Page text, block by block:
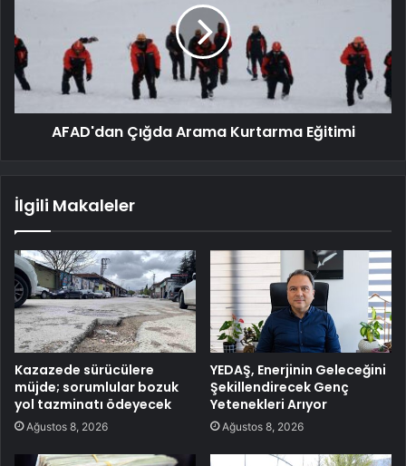
AFAD'dan Çığda Arama Kurtarma Eğitimi
İlgili Makaleler
Kazazede sürücülere
müjde; sorumlular bozuk
yol tazminatı ödeyecek
Ağustos 8, 2026
YEDAŞ, Enerjinin Geleceğini
Şekillendirecek Genç
Yetenekleri Arıyor
Ağustos 8, 2026